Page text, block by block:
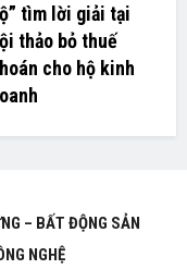
tìm lời giải tại
thảo bỏ thuế
cho hộ kinh
– BẤT ĐỘNG SẢN
NGHỆ